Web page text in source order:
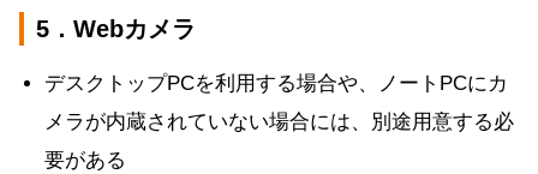
5．Webカメラ
デスクトップPCを利用する場合や、ノートPCにカ
メラが内蔵されていない場合には、別途用意する必
要がある